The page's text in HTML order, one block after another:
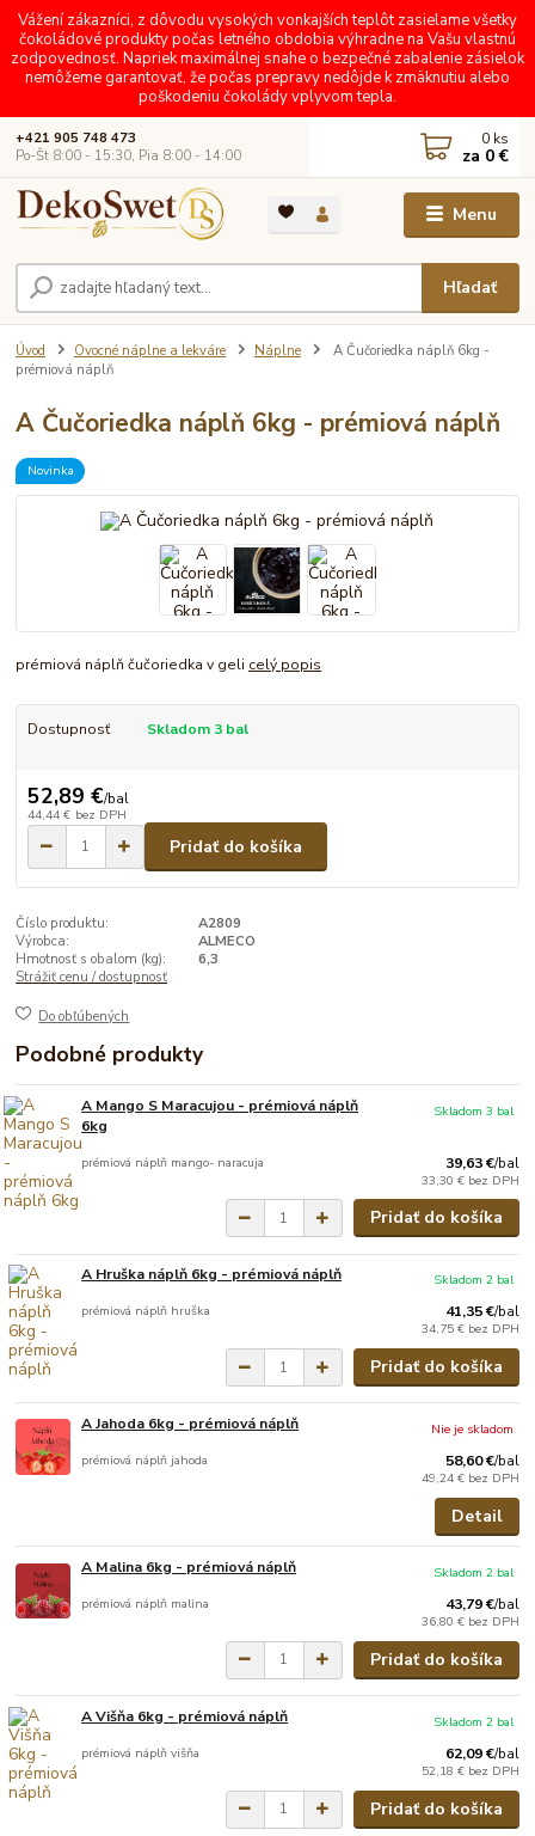
Vážení zákazníci, z dôvodu vysokých vonkajších teplôt zasielame všetky
čokoládové produkty počas letného obdobia výhradne na Vašu vlastnú
zodpovednosť. Napriek maximálnej snahe o bezpečné zabalenie zásielok
nemôžeme garantovať, že počas prepravy nedôjde k zmäknutiu alebo
poškodeniu čokolády vplyvom tepla.
Menu
Hľadať
+421 905 748 473
Po-Št 8:00 - 15:30, Pia 8:00 - 14:00
0 ks
za 0 €
Úvod Ovocné náplne a lekváre Náplne
A Čučoriedka náplň 6kg -
prémiová náplň
A Čučoriedka náplň 6kg - prémiová náplň
Novinka
prémiová náplň čučoriedka v geli celý popis
Dostupnosť Skladom 3 bal
52,89 €/bal
44,44 € bez DPH
Pridať do košíka
Číslo produktu:
A2809
Výrobca:
ALMECO
Hmotnosť s obalom (kg):
6,3
Strážiť cenu / dostupnosť
Do obľúbených
Podobné produkty
A Mango S Maracujou - prémiová náplň
6kg
prémiová náplň mango- naracuja 39,63 €/bal
33,30 € bez DPH
Skladom 3 bal
Pridať do košíka
A Hruška náplň 6kg - prémiová náplň
prémiová náplň hruška 41,35 €/bal
34,75 € bez DPH
Skladom 2 bal
Pridať do košíka
A Jahoda 6kg - prémiová náplň
prémiová náplň jahoda 58,60 €/bal
49,24 € bez DPH
Nie je skladom
Detail
A Malina 6kg - prémiová náplň
prémiová náplň malina 43,79 €/bal
36,80 € bez DPH
Skladom 2 bal
Pridať do košíka
A Višňa 6kg - prémiová náplň
prémiová náplň višňa 62,09 €/bal
52,18 € bez DPH
Skladom 2 bal
Pridať do košíka